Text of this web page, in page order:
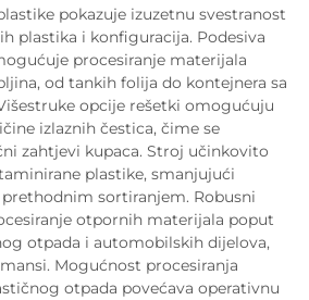
pokazuje izuzetnu svestranost
plastika i konfiguracija. Podesiva
procesiranje materijala
od tankih folija do kontejnera sa
opcije rešetki omogućuju
izlaznih čestica, čime se
zahtjevi kupaca. Stroj učinkovito
plastike, smanjujući
sortiranjem. Robusni
otpornih materijala poput
otpada i automobilskih dijelova,
Mogućnost procesiranja
otpada povećava operativnu